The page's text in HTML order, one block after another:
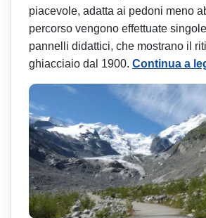
piacevole, adatta ai pedoni meno
percorso vengono effettuate
pannelli didattici, che mostrano il
ghiacciaio dal 1900. Continua a